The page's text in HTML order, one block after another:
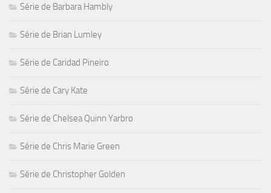
Série de Barbara Hambly
Série de Brian Lumley
Série de Caridad Pineiro
Série de Cary Kate
Série de Chelsea Quinn Yarbro
Série de Chris Marie Green
Série de Christopher Golden